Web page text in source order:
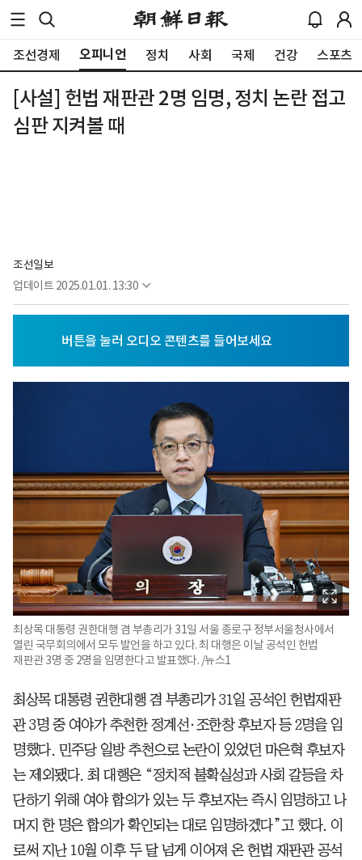
조선경제 오피니언 정치 사회 국제 건강 스포츠
[사설] 헌법 재판관 2명 임명, 정치 논란 접고
심판 지켜볼 때
조선일보
업데이트 2025.01.01. 13:30
최상목 대통령 권한대행 겸 부총리가 31일 서울 종로구 정부서울청사에서
열린 국무회의에서 모두 발언을 하고 있다. 최 대행은 이날 공석인 헌법
재판관 3명 중 2명을 임명한다고 발표했다. /뉴스1
최상목 대통령 권한대행 겸 부총리가 31일 공석인 헌법재판
관 3명 중 여야가 추천한 정계선·조한창 후보자 등 2명을 임
명했다. 민주당 일방 추천으로 논란이 있었던 마은혁 후보자
는 제외됐다. 최 대행은 “정치적 불확실성과 사회 갈등을 차
단하기 위해 여야 합의가 있는 두 후보자는 즉시 임명하고 나
머지 한 명은 합의가 확인되는 대로 임명하겠다”고 했다. 이
로써 지난 10월 이후 두 달 넘게 이어져 온 헌법 재판관 공석